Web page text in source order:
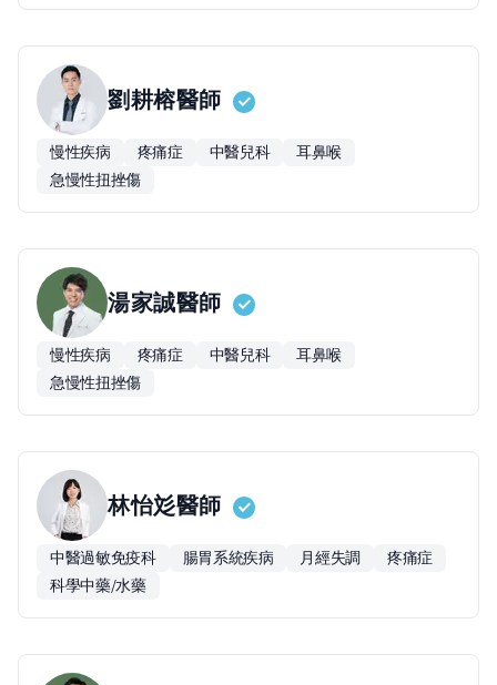
劉耕榕醫師
慢性疾病 疼痛症 中醫兒科
耳鼻喉
急慢性扭挫傷
湯家誠醫師
慢性疾病 疼痛症 中醫兒科
耳鼻喉
急慢性扭挫傷
林怡彣醫師
中醫過敏免疫科 腸胃系統疾病 月經失調
疼痛症
科學中藥/水藥